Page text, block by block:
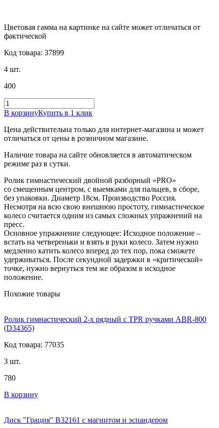
Цветовая гамма на картинке на сайте может отличаться от
фактической
Код товара: 37899
4 шт.
400
В корзинуКупить в 1 клик
Цена действительна только для интернет-магазина и может
отличаться от цены в розничном магазине.
Наличие товара на сайте обновляется в автоматическом
режиме раз в сутки.
Ролик гимнастический двойной разборный «PRO»
со смещенным центром, с выемками для пальцев, в сборе,
без упаковки. Диаметр 18см. Производство Россия.
Несмотря на всю свою внешнюю простоту, гимнастическое
колесо считается одним из самых сложных упражнений на
пресс.
Основное упражнение следующее: Исходное положение –
встать на четвереньки и взять в руки колесо. Затем нужно
медленно катить колесо вперед до тех пор, пока сможете
удерживаться. После секундной задержки в «критической»
точке, нужно вернуться тем же образом в исходное
положение.
Похожие товары
Ролик гимнастический 2-х рядный с TPR ручками ABR-800
(D34365)
Код товара: 77035
3 шт.
780
В корзину
Диск "Грация" B32161 c магнитом и эспандером